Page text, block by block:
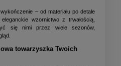
– od materiału po detale
wzornictwo z trwałością,
się nimi przez wiele sezonów,
towarzyszka Twoich